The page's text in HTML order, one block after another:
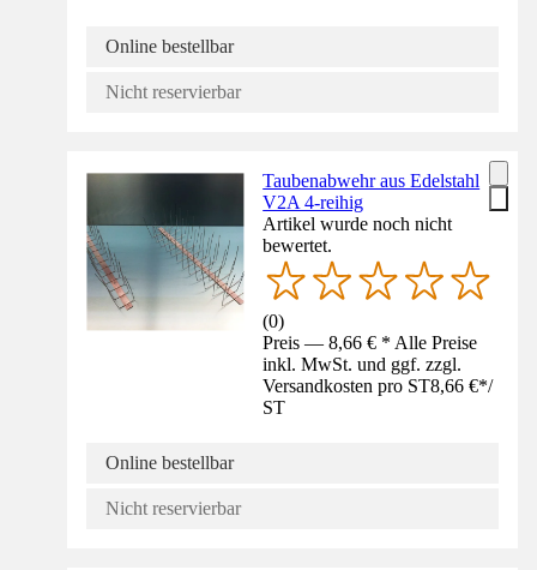
Online bestellbar
Nicht reservierbar
Taubenabwehr aus Edelstahl
V2A 4-reihig
Artikel wurde noch nicht
bewertet.
(0)
Preis — 8,66 € * Alle Preise
inkl. MwSt. und ggf. zzgl.
Versandkosten pro ST8,66 €*/
ST
Online bestellbar
Nicht reservierbar